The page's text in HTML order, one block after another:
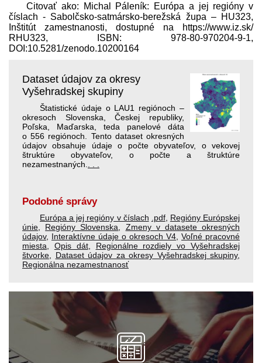
Citovať ako: Michal Páleník: Európa a jej regióny v
číslach - Sabolčsko-satmársko-berežská župa – HU323,
Inštitút zamestnanosti, dostupné na https://www.iz.sk/​
RHU323, ISBN: 978-80-970204-9-1,
DOI:10.5281/zenodo.10200164
Dataset údajov za okresy
Vyšehradskej skupiny
Štatistické údaje o LAU1 regiónoch –
okresoch Slovenska, Českej republiky,
Poľska, Maďarska, teda panelové dáta
o 556 regiónoch. Tento dataset okresných
údajov obsahuje údaje o počte obyvateľov, o vekovej
štruktúre obyvateľov, o počte a štruktúre
nezamestnaných.
Podobné správy
Európa a jej regióny v číslach .pdf, Regióny Európskej
únie
Regióny Slovenska
Zmeny v datasete okresných
údajov, Interaktívne údaje o okresoch V4 Voľné pracovné
miesta
Opis dát, Regionálne rozdiely vo Vyšehradskej
štvorke
Dataset údajov za okresy Vyšehradskej skupiny,
Regionálna nezamestnanosť